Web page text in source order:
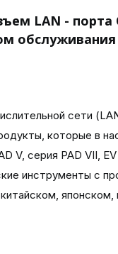
LAN - порта
обслуживания
сети
которые в
V, серия PAD VII,
инструменты с